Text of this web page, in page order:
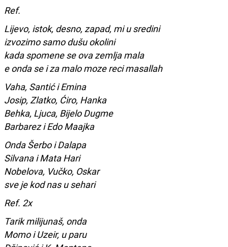
Ref.
Lijevo, istok, desno, zapad, mi u sredini
izvozimo samo dušu okolini
kada spomene se ova zemlja mala
e onda se i za malo moze reci masallah
Vaha, Santić i Emina
Josip, Zlatko, Ćiro, Hanka
Behka, Ljuca, Bijelo Dugme
Barbarez i Edo Maajka
Onda Šerbo i Dalapa
Silvana i Mata Hari
Nobelova, Vučko, Oskar
sve je kod nas u sehari
Ref. 2x
Tarik milijunaš, onda
Momo i Uzeir, u paru